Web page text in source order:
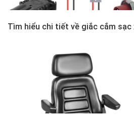
Tìm hiểu chi tiết về giắc cắm sạc